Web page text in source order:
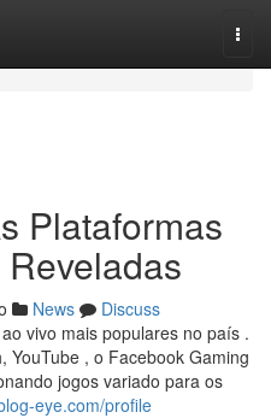
Plataformas
News
Discuss
vivo mais populares no país .
YouTube , o Facebook Gaming
jogos variado para os
eye.com/profile